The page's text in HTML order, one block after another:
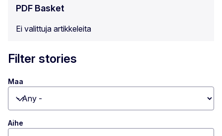
PDF Basket
Ei valittuja artikkeleita
Filter stories
Maa
Toggle dropdown
Aihe